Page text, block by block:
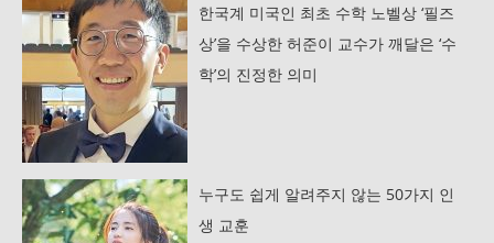
한국계 미국인 최초 수학 노벨상 ‘필즈
상’을 수상한 허준이 교수가 깨달은 ‘수
학’의 진정한 의미
누구도 쉽게 알려주지 않는 50가지 인
생 교훈